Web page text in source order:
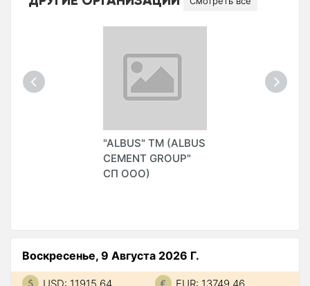
"ALBUS" ТМ (ALBUS
CEMENT GROUP"
СП ООО)
Воскресенье, 9 Августа 2026 Г.